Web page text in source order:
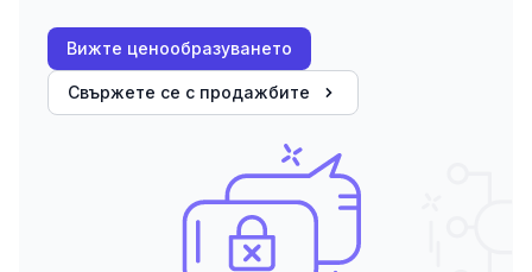
Вижте ценообразуването
Свържете се с продажбите